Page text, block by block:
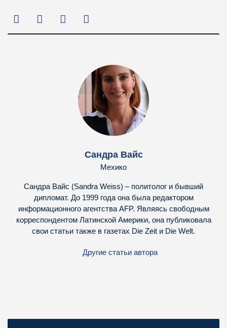
Сандра Вайс
Мехико
Сандра Вайс (Sandra Weiss) – политолог и бывший
дипломат. До 1999 года она была редактором
информационного агентства AFP. Являясь свободным
корреспондентом Латинской Америки, она публиковала
свои статьи также в газетах Die Zeit и Die Welt.
Другие статьи автора